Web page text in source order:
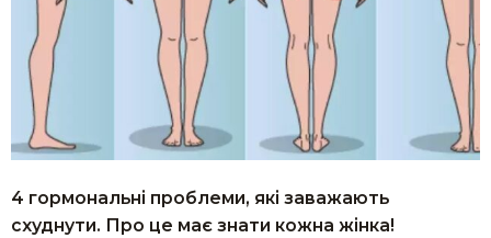
4 гормональні проблеми, які заважають
схуднути. Про це має знати кожна жінка!